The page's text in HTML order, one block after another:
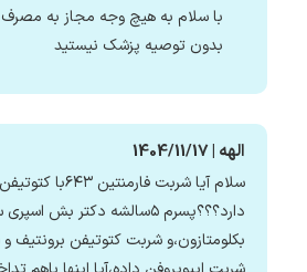
با سلام به هیچ وجه مجاز به مصرف
بدون توصیه پزشک نیستید
الهه | 1404/11/17
سلام آیا شربت
دارد؟؟؟پسرم ۵سالشه دکتر بش
بکلومتازون،و شربت کتوتیفن برونتیف